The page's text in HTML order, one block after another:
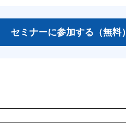
セミナーに参加する（無料）